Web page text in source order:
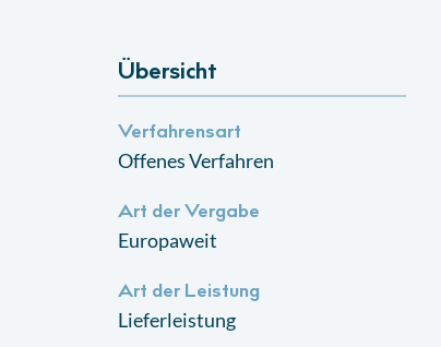
Übersicht
Verfahrensart
Offenes Verfahren
Art der Vergabe
Europaweit
Art der Leistung
Lieferleistung